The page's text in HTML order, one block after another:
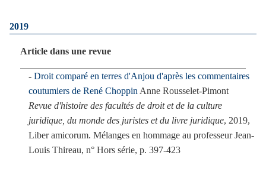
2019
Article dans une revue
Droit comparé en terres d'Anjou d'après les commentaires
coutumiers de René Choppin Anne Rousselet-Pimont
Revue d'histoire des facultés de droit et de la culture
juridique, du monde des juristes et du livre juridique, 2019,
Liber amicorum. Mélanges en hommage au professeur Jean-
Louis Thireau, n° Hors série, p. 397-423